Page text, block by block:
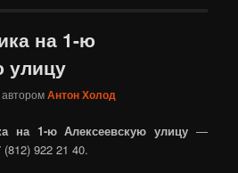
на 1-ю
улицу
авторомАнтон Холод
на 1-ю Алексеевскую улицу —
922 21 40.